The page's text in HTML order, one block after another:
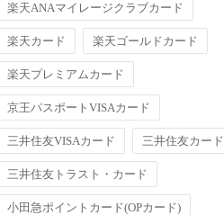
楽天ANAマイレージクラブカード
楽天カード 楽天ゴールドカード
楽天プレミアムカード
京王パスポートVISAカード
三井住友VISAカード 三井住友カード
三井住友トラスト・カード
小田急ポイントカード(OPカード)